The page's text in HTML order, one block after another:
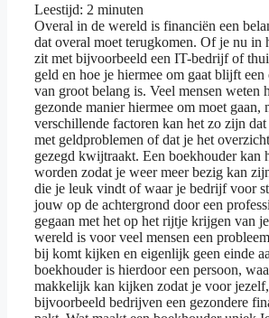
Leestijd: 2 minuten
Overal in de wereld is financiën een
dat overal moet terugkomen. Of je nu in
zit met bijvoorbeeld een IT-bedrijf of
geld en hoe je hiermee om gaat blijft
van groot belang is. Veel mensen weten
gezonde manier hiermee om moet gaan,
verschillende factoren kan het zo zijn
met geldproblemen of dat je het
gezegd kwijtraakt. Een boekhouder kan
worden zodat je weer meer bezig kan
die je leuk vindt of waar je bedrijf voor
jouw op de achtergrond door een
gegaan met het op het rijtje krijgen van
wereld is voor veel mensen een
bij komt kijken en eigenlijk geen einde
boekhouder is hierdoor een persoon,
makkelijk kan kijken zodat je voor
bijvoorbeeld bedrijven een gezondere